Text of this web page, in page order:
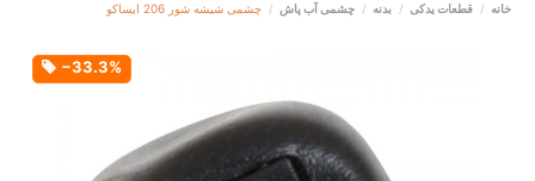
خانه قطعات یدکی بدنه چشمی آب پاش چشمی شیشه شور 206 ایساکو
‎−33.3%